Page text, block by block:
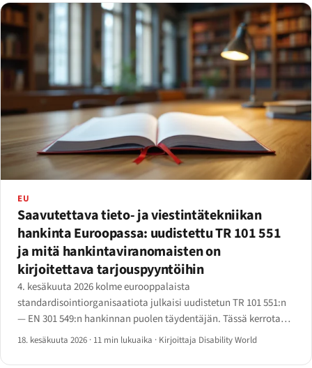
EU
Saavutettava tieto- ja viestintätekniikan
hankinta Euroopassa: uudistettu TR 101 551
ja mitä hankintaviranomaisten on
kirjoitettava tarjouspyyntöihin
4. kesäkuuta 2026 kolme eurooppalaista
standardisointiorganisaatiota julkaisi uudistetun TR 101 551:n
— EN 301 549:n hankinnan puolen täydentäjän. Tässä kerrotaan,
mitä se muuttaa hankintaviranomaisten ja tarjouskilpailuun
18. kesäkuuta 2026 · 11 min lukuaika · Kirjoittaja Disability World